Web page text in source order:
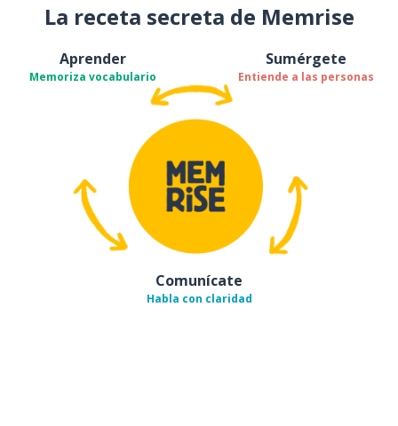
La receta secreta de Memrise
Aprender
Memoriza vocabulario
Sumérgete
Entiende a las personas
Comunícate
Habla con claridad